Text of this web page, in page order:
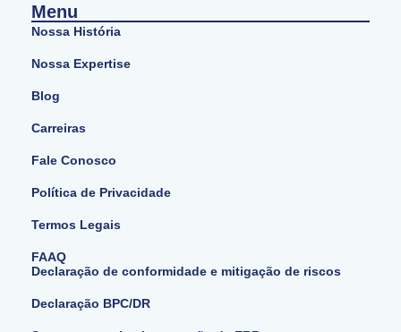
Menu
Nossa História
Nossa Expertise
Blog
Carreiras
Fale Conosco
Política de Privacidade
Termos Legais
FAAQ
Declaração de conformidade e mitigação de riscos
Declaração BPC/DR